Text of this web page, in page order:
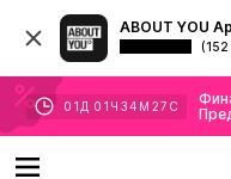
ABOUT YOU
01 Д 01 Ч 34 М 26 С